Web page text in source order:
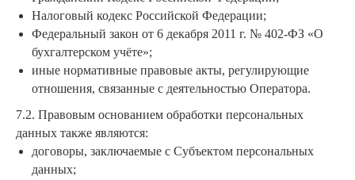
Налоговый кодекс Российской Федерации;
Федеральный закон от 6 декабря 2011 г. № 402-ФЗ «О
бухгалтерском учёте»;
иные нормативные правовые акты, регулирующие
отношения, связанные с деятельностью Оператора.
7.2. Правовым основанием обработки персональных
данных также являются:
договоры, заключаемые с Субъектом персональных
данных;